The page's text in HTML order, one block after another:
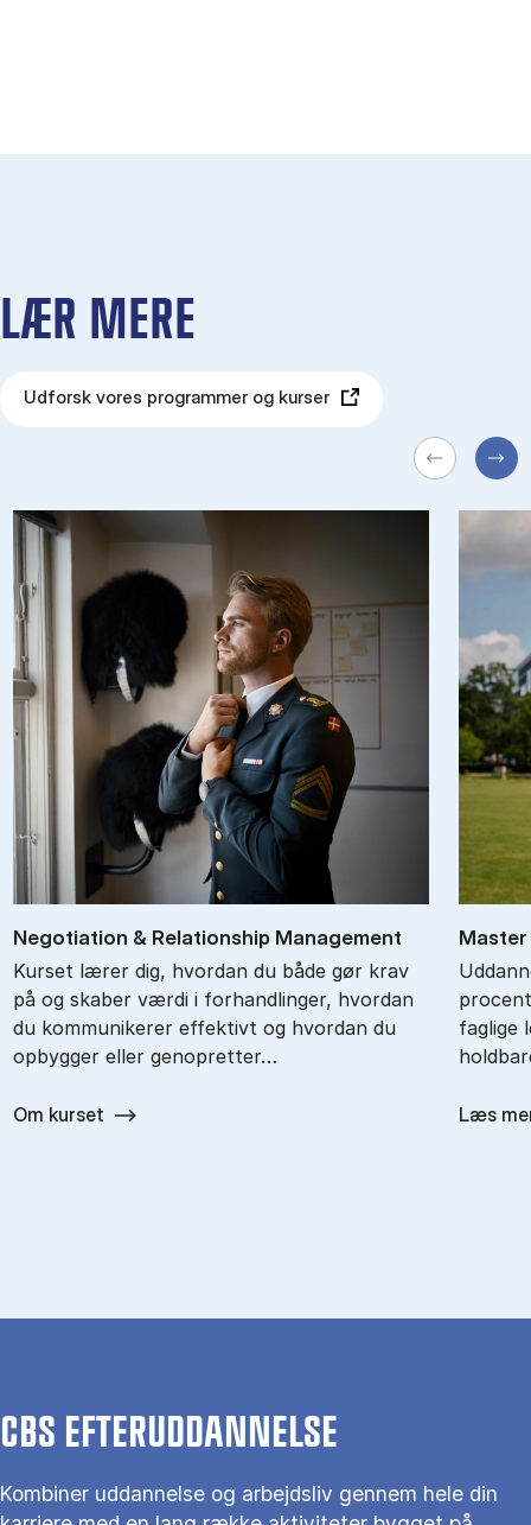
LÆR MERE
Udforsk vores programmer og kurser
Ne­go­ti­a­tion & Re­la­tions­hip Ma­na­ge­ment
Kurset lærer dig, hvordan du både gør krav
på og skaber værdi i forhandlinger, hvordan
du kommunikerer effektivt og hvordan du
opbygger eller genopretter…
Om kurset
faglige
Læs
CBS EFTERUDDANNELSE
Kombiner uddannelse og arbejdsliv gennem hele din